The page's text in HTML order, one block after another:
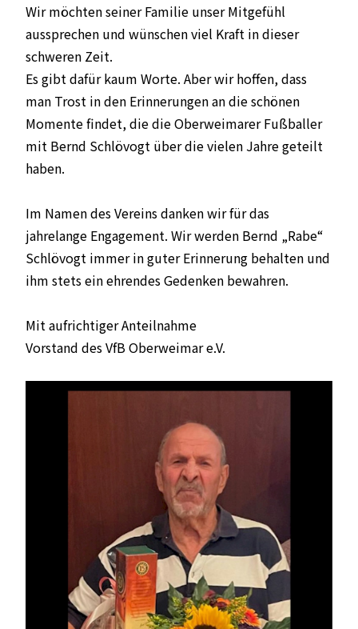
Wir möchten seiner Familie unser Mitgefühl
aussprechen und wünschen viel Kraft in dieser
schweren Zeit.
Es gibt dafür kaum Worte. Aber wir hoffen, dass
man Trost in den Erinnerungen an die schönen
Momente findet, die die Oberweimarer Fußballer
mit Bernd Schlövogt über die vielen Jahre geteilt
haben.
Im Namen des Vereins danken wir für das
jahrelange Engagement. Wir werden Bernd „Rabe“
Schlövogt immer in guter Erinnerung behalten und
ihm stets ein ehrendes Gedenken bewahren.
Mit aufrichtiger Anteilnahme
Vorstand des VfB Oberweimar e.V.